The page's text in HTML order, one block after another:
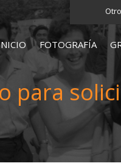
FOTOGRAFÍA
para